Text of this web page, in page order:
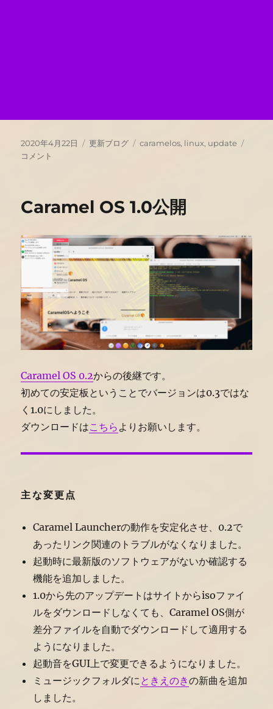
投
稿
2020年4月22日
カ
更新ブログ
タ
caramelos, linux, update
コメント
Caramel OS 1.0公開
Caramel OS 0.2からの後継です。
初めての安定板ということでバージョンは0.3ではな
く1.0にしました。
ダウンロードはこちら よりお願いします。
主な変更点
Caramel Launcherの動作を安定化させ、0.2で
あったリンク関連のトラブルがなくなりました。
起動時に最新版のソフトウェアがないか確認する
機能を追加しました。
1.0から先のアップデートはサイトからisoファイ
ルをダウンロードしなくても、Caramel OS側が
差分ファイルを自動でダウンロードして適用する
ようになりました。
起動音をGUI上で変更できるようになりました。
ミュージックフォルダに ときえのきの新曲を追加
しました。